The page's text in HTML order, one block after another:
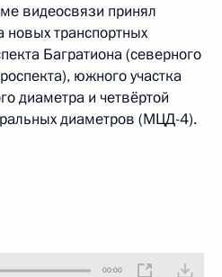
видеосвязи принял
новых транспортных
Багратиона (северного
южного участка
диаметра и четвёртой
диаметров (МЦД-4).
00:00